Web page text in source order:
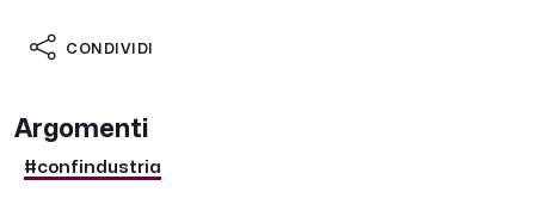
CONDIVIDI
Argomenti
#confindustria